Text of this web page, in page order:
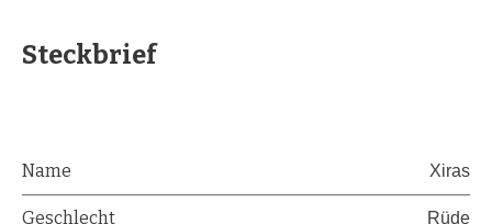
Steckbrief
Name Xiras
Geschlecht Rüde